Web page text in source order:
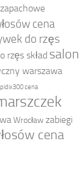
cena
do rzęs
rzęs skład salon
warszawa
cena
Wrocław zabiegi
cena